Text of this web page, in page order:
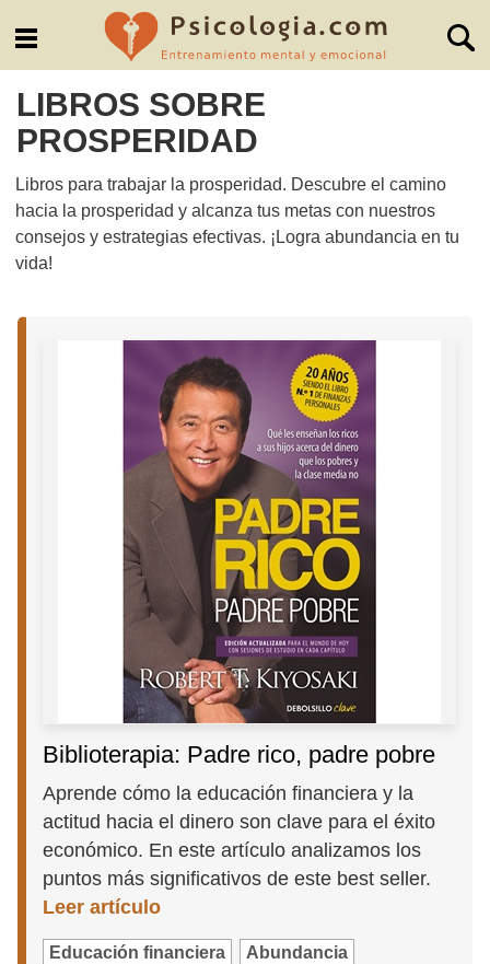
LIBROS SOBRE
PROSPERIDAD
Libros para trabajar la prosperidad. Descubre el camino
hacia la prosperidad y alcanza tus metas con nuestros
consejos y estrategias efectivas. ¡Logra abundancia en tu
vida!
Biblioterapia: Padre rico, padre pobre
Aprende cómo la educación financiera y la
actitud hacia el dinero son clave para el éxito
económico. En este artículo analizamos los
puntos más significativos de este best seller.
Leer artículo
Educación financiera Abundancia